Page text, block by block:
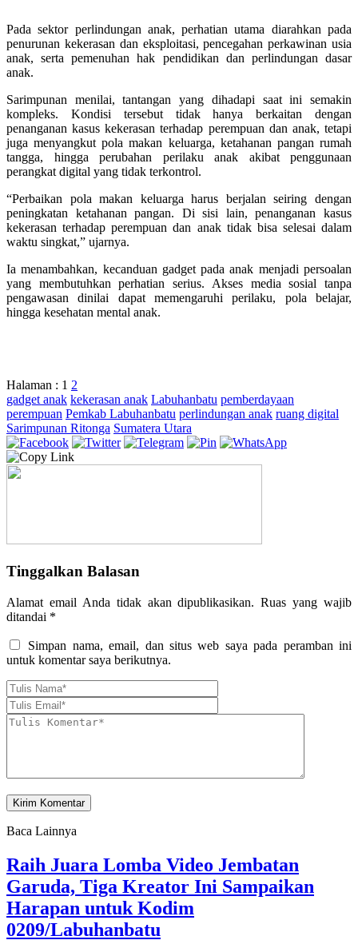
Pada sektor perlindungan anak, perhatian utama diarahkan pada
penurunan kekerasan dan eksploitasi, pencegahan perkawinan usia
anak, serta pemenuhan hak pendidikan dan perlindungan dasar
anak.
Sarimpunan menilai, tantangan yang dihadapi saat ini semakin
kompleks. Kondisi tersebut tidak hanya berkaitan dengan
penanganan kasus kekerasan terhadap perempuan dan anak, tetapi
juga menyangkut pola makan keluarga, ketahanan pangan rumah
tangga, hingga perubahan perilaku anak akibat penggunaan
perangkat digital yang tidak terkontrol.
“Perbaikan pola makan keluarga harus berjalan seiring dengan
peningkatan ketahanan pangan. Di sisi lain, penanganan kasus
kekerasan terhadap perempuan dan anak tidak bisa selesai dalam
waktu singkat,” ujarnya.
Ia menambahkan, kecanduan gadget pada anak menjadi persoalan
yang membutuhkan perhatian serius. Akses media sosial tanpa
pengawasan dinilai dapat memengaruhi perilaku, pola belajar,
hingga kesehatan mental anak.
Halaman : 1 2
gadget anak kekerasan anak Labuhanbatu pemberdayaan
perempuan Pemkab Labuhanbatu perlindungan anak ruang digital
Sarimpunan Ritonga Sumatera Utara
Tinggalkan Balasan
Alamat email Anda tidak akan dipublikasikan. Ruas yang wajib
ditandai *
Simpan nama, email, dan situs web saya pada peramban ini
untuk komentar saya berikutnya.
Baca Lainnya
Raih Juara Lomba Video Jembatan
Garuda, Tiga Kreator Ini Sampaikan
Harapan untuk Kodim
0209/Labuhanbatu